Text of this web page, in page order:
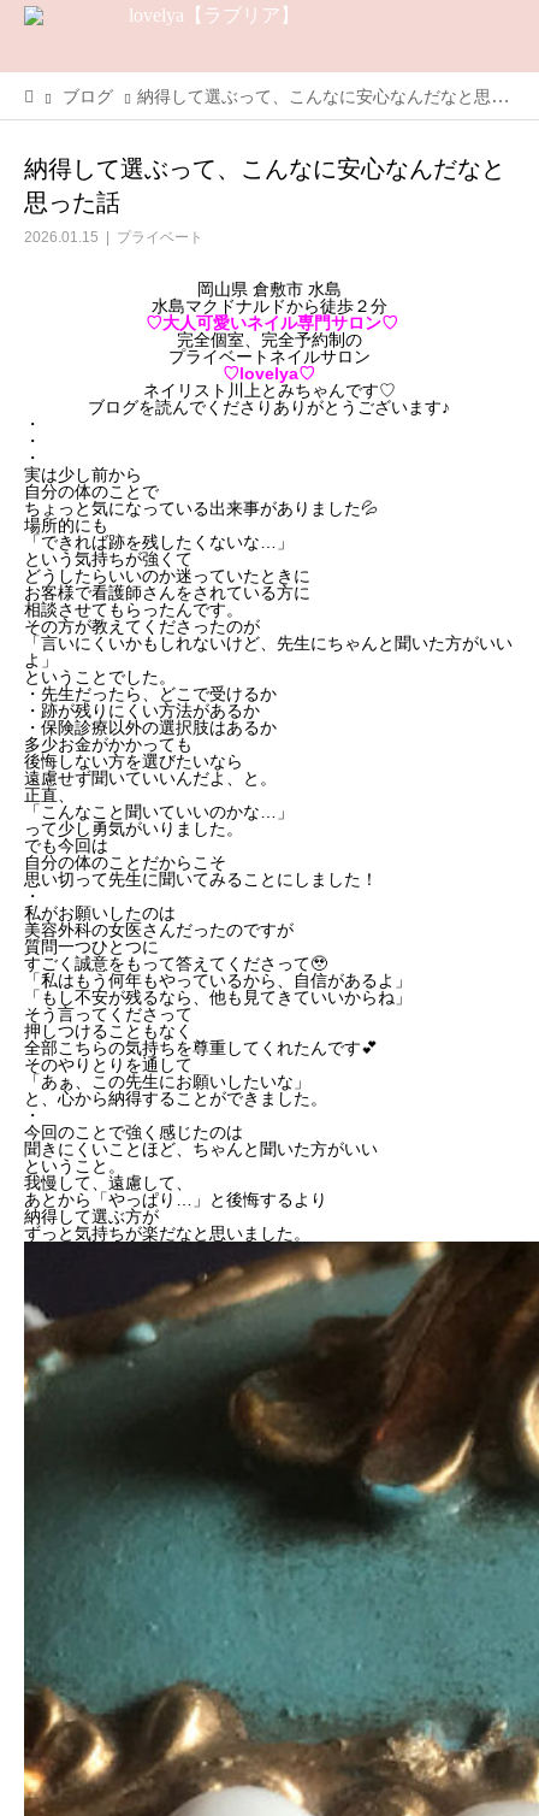
ブログ 納得して選ぶって、こんなに安心なんだなと思った話
納得して選ぶって、こんなに安心なんだなと
思った話
2026.01.15 プライベート
岡山県 倉敷市 水島
水島マクドナルドから徒歩２分
♡大人可愛いネイル専門サロン♡
完全個室、完全予約制の
プライベートネイルサロン
♡lovelya♡
ネイリスト川上とみちゃんです♡
ブログを読んでくださりありがとうございます♪
・
・
・
実は少し前から
自分の体のことで
ちょっと気になっている出来事がありました💦
場所的にも
「できれば跡を残したくないな…」
という気持ちが強くて
どうしたらいいのか迷っていたときに
お客様で看護師さんをされている方に
相談させてもらったんです。
その方が教えてくださったのが
「言いにくいかもしれないけど、 先生にちゃんと聞いた方がいい
よ」
ということでした。
・先生だったら、どこで受けるか
・跡が残りにくい方法があるか
・保険診療以外の選択肢はあるか
多少お金がかかっても
後悔しない方を選びたいなら
遠慮せず聞いていいんだよ、と。
正直、
「こんなこと聞いていいのかな…」
って少し勇気がいりました。
でも今回は
自分の体のことだからこそ
思い切って先生に聞いてみることにしました！
・
私がお願いしたのは
美容外科の女医さんだったのですが
質問一つひとつに
すごく誠意をもって答えてくださって🥹
「私はもう何年もやっているから、自信があるよ」
「もし不安が残るなら、他も見てきていいからね」
そう言ってくださって
押しつけることもなく
全部こちらの気持ちを尊重してくれたんです💕
そのやりとりを通して
「あぁ、この先生にお願いしたいな」
と、心から納得することができました。
・
今回のことで強く感じたのは
聞きにくいことほど、ちゃんと聞いた方がいい
ということ。
我慢して、遠慮して、
あとから「やっぱり…」と後悔するより
納得して選ぶ方が
ずっと気持ちが楽だなと思いました。